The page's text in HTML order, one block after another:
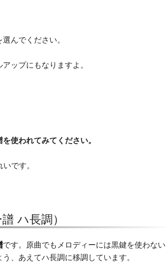
んでください。
ップにもなりますよ。
使われてみてください。
です。
ハ長調）
です。原曲でもメロディーには黒鍵を使わない
、あえてハ長調に移調しています。